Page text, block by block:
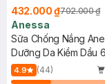
432.000 ₫702.000 ₫
Anessa
Sữa Chống Nắng
Dưỡng Da Kiềm Dầu
Mới)
4.9 (44)